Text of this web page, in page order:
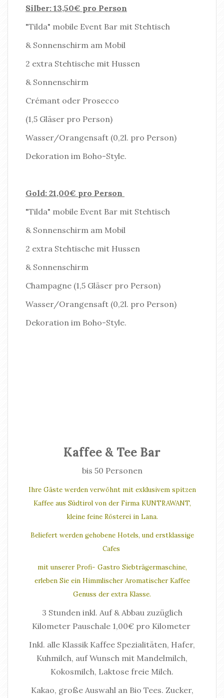
Silber: 13,50€ pro Person
"Tilda" mobile Event Bar mit Stehtisch
& Sonnenschirm am Mobil
2 extra Stehtische mit Hussen
& Sonnenschirm
Crémant oder Prosecco
(1,5 Gläser pro Person)
Wasser/Orangensaft (0,2l. pro Person)
Dekoration im Boho-Style.
Gold: 21,00€ pro Person
"Tilda" mobile Event Bar mit Stehtisch
& Sonnenschirm am Mobil
2 extra Stehtische mit Hussen
& Sonnenschirm
Champagne (1,5 Gläser pro Person)
Wasser/Orangensaft (0,2l. pro Person)
Dekoration im Boho-Style.
Kaffee & Tee Bar
bis 50 Personen
Ihre Gäste werden verwöhnt mit exklusivem spitzen
Kaffee aus Südtirol von der Firma KUNTRAWANT,
kleine feine Rösterei in Lana.
Beliefert werden gehobene Hotels, und erstklassige
Cafes
mit unserer Profi- Gastro Siebträgermaschine,
erleben Sie ein Himmlischer Aromatischer Kaffee
Genuss der extra Klasse.
3 Stunden inkl. Auf & Abbau zuzüglich
Kilometer Pauschale 1,00€ pro Kilometer
Inkl. alle Klassik Kaffee Spezialitäten, Hafer,
Kuhmilch, auf Wunsch mit Mandelmilch,
Kokosmilch, Laktose freie Milch.
Kakao, große Auswahl an Bio Tees. Zucker,